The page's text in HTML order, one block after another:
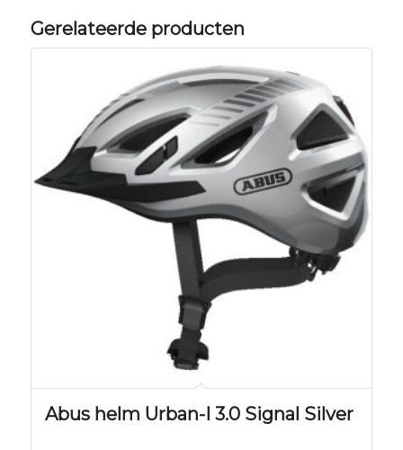
Gerelateerde producten
Abus helm Urban-I 3.0 Signal Silver